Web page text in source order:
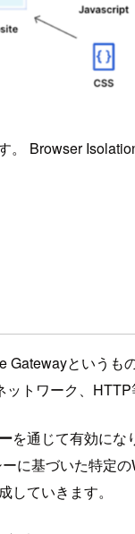
Browser
というも
トワーク、
を通じて有効にな
基づいた特定
を作成していき